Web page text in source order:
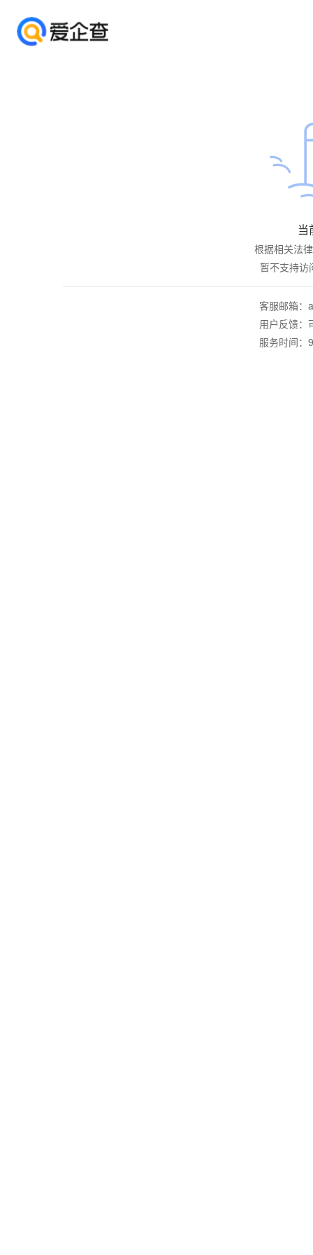
当
根据相关法
暂不支持访
客服邮箱：
用户反馈：
服务时间：